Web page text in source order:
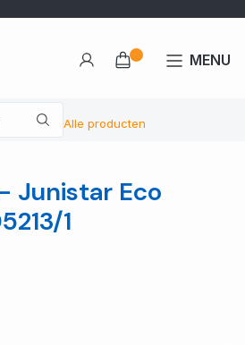
Alle producten
MENU
Junistar Eco
1